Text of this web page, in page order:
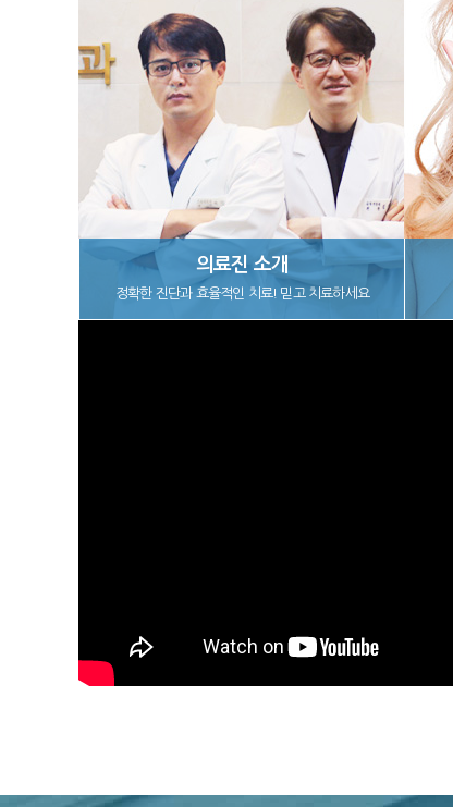
의료진 소개
정확한 진단과 효율적인 치료! 믿고 치료하세요